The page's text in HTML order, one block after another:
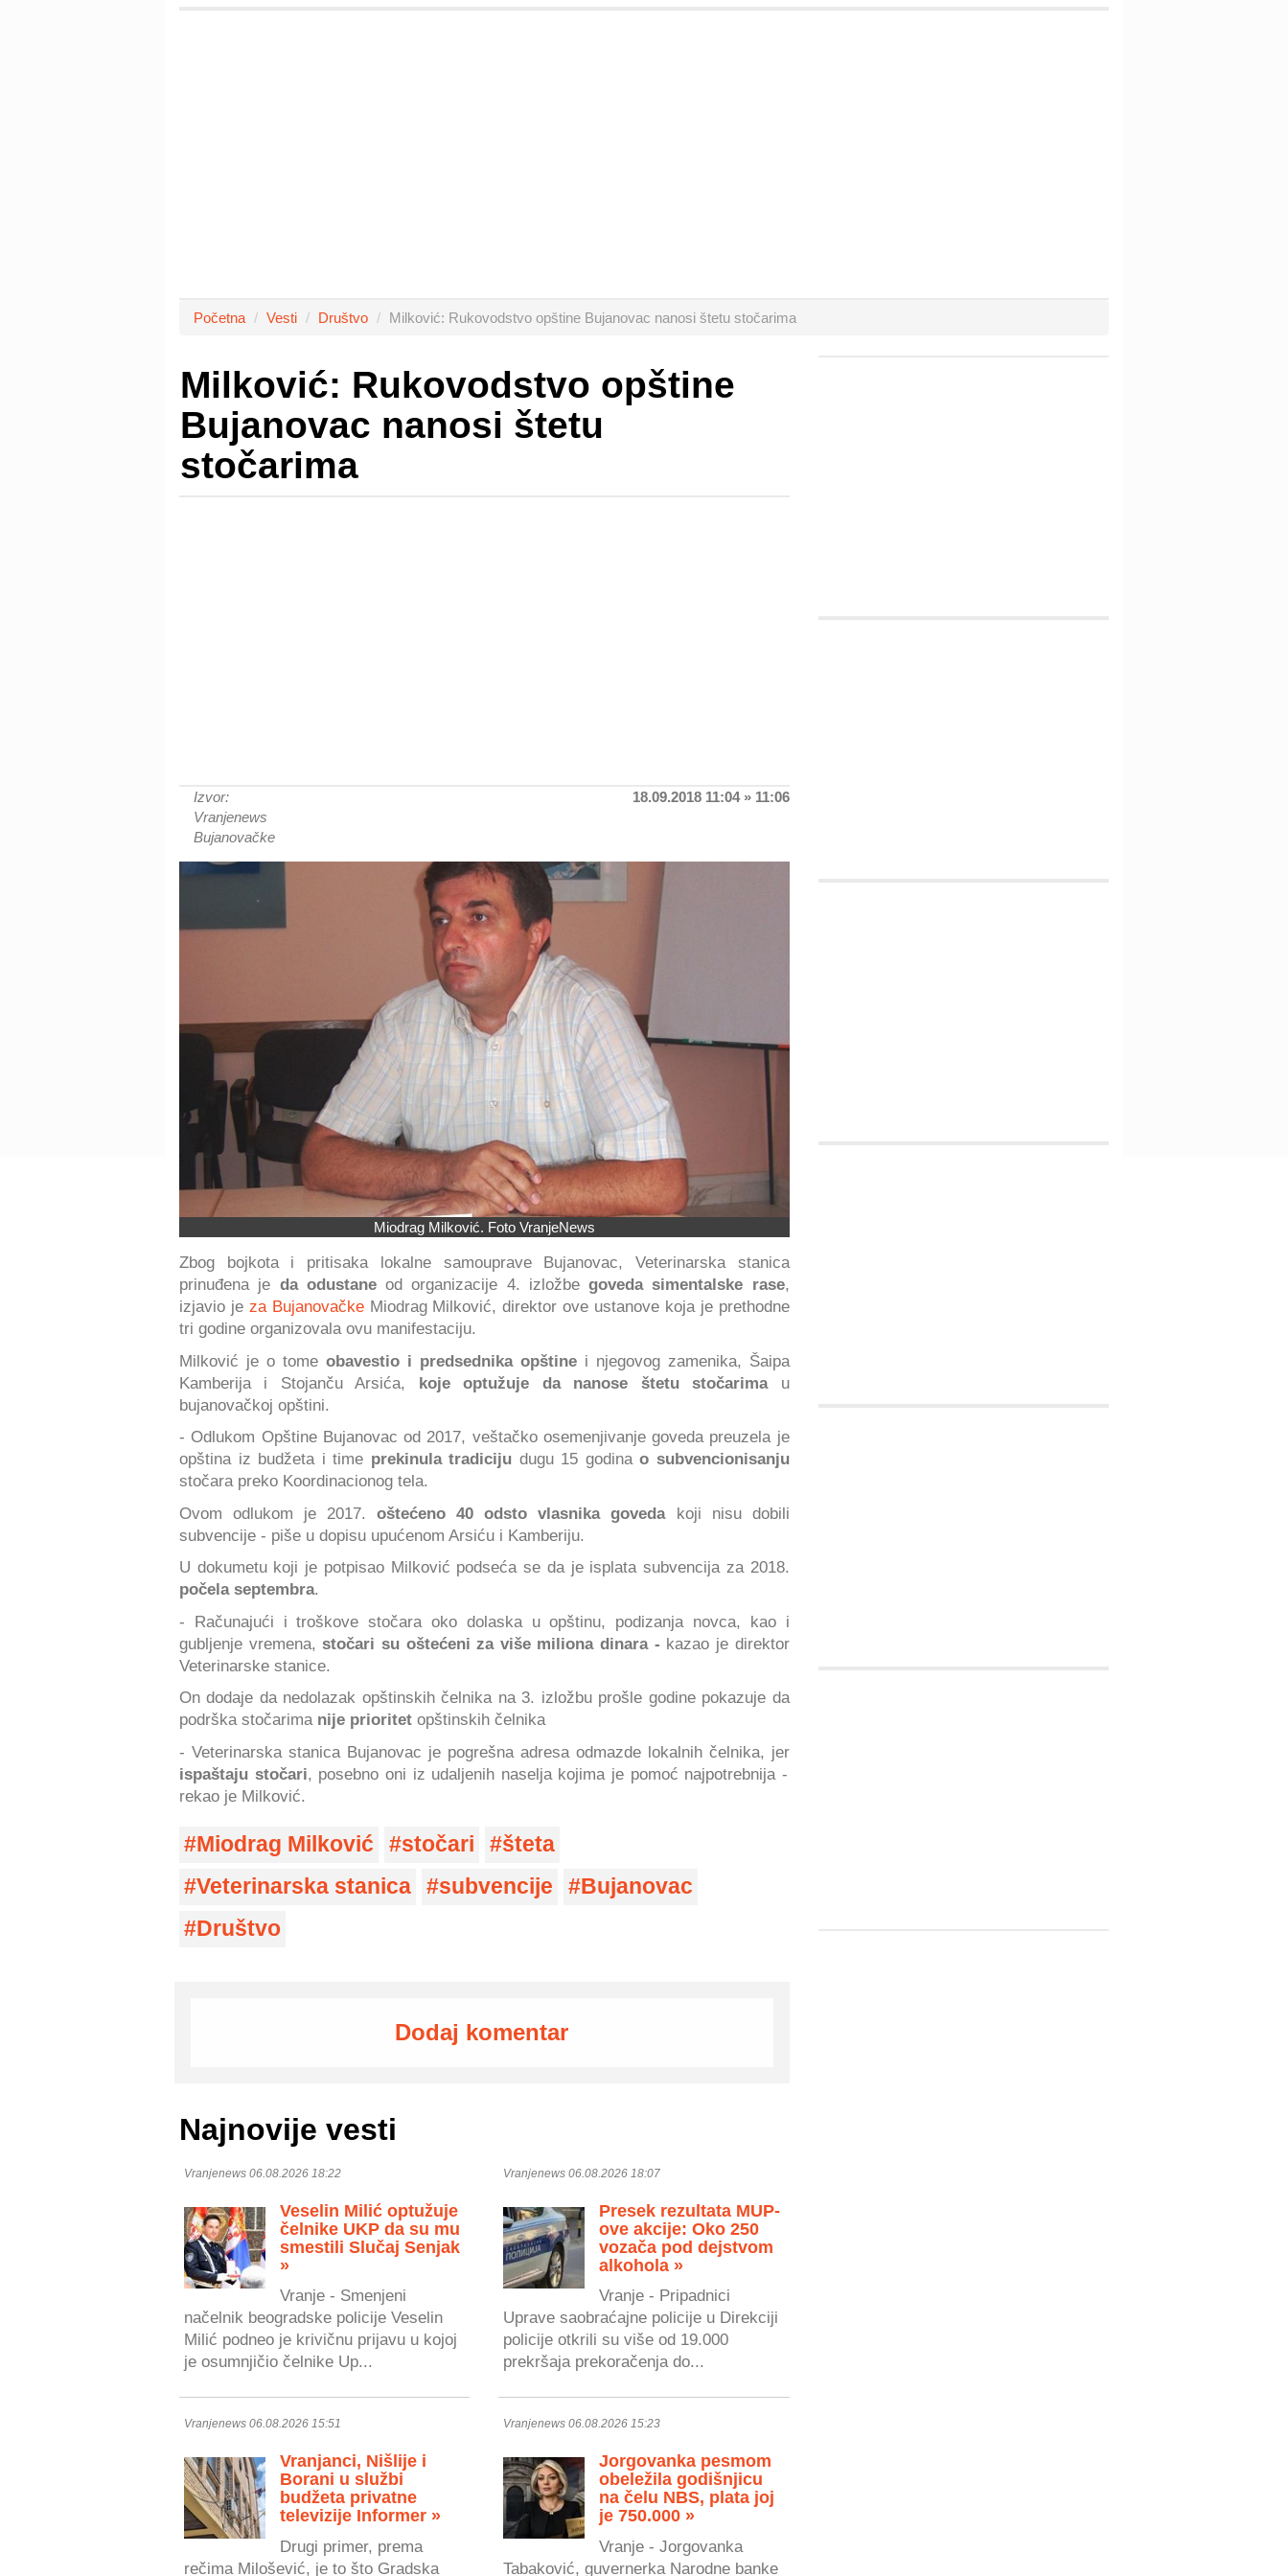
Početna Vesti Društvo Milković: Rukovodstvo opštine Bujanovac nanosi štetu stočarima
Milković: Rukovodstvo opštine
Bujanovac nanosi štetu
stočarima
Izvor:
Vranjenews
Bujanovačke
18.09.2018 11:04 » 11:06
Miodrag Milković. Foto VranjeNews
Zbog bojkota i pritisaka lokalne samouprave Bujanovac, Veterinarska stanica
prinuđena je da odustaneod organizacije 4. izložbegoveda simentalske rase,
izjavio je za BujanovačkeMiodrag Milković, direktor ove ustanove koja je prethodne
tri godine organizovala ovu manifestaciju.
Milković je o tome obavestio i predsednika opštinei njegovog zamenika, Šaipa
Kamberija i Stojanču Arsića, koje optužuje da nanose štetu stočarimau
bujanovačkoj opštini.
- Odlukom Opštine Bujanovac od 2017, veštačko osemenjivanje goveda preuzela je
opština iz budžeta i time prekinula tradiciju dugu 15 godinao subvencionisanju
stočara preko Koordinacionog tela.
Ovom odlukom je 2017.oštećeno 40 odsto vlasnika govedakoji nisu dobili
subvencije - piše u dopisu upućenom Arsiću i Kamberiju.
U dokumetu koji je potpisao Milković podseća se da je isplata subvencija za 2018.
počela septembra.
- Računajući i troškove stočara oko dolaska u opštinu, podizanja novca, kao i
gubljenje vremena,stočari su oštećeni za više miliona dinara - kazao je direktor
Veterinarske stanice.
On dodaje da nedolazak opštinskih čelnika na 3. izložbu prošle godine pokazuje da
podrška stočarima nije prioritet opštinskih čelnika
- Veterinarska stanica Bujanovac je pogrešna adresa odmazde lokalnih čelnika, jer
ispaštaju stočari, posebno oni iz udaljenih naselja kojima je pomoć najpotrebnija -
rekao je Milković.
Miodrag Milković stočari
šteta
Veterinarska stanica
subvencije
Bujanovac
Društvo
Dodaj komentar
Najnovije vesti
Vranjenews 06.08.2026 18:22
Veselin Milić optužuje
čelnike UKP da su mu
smestili Slučaj Senjak
»
Vranje - Smenjeni
načelnik beogradske policije Veselin
Milić podneo je krivičnu prijavu u kojoj
je osumnjičio čelnike Up...
Vranjenews 06.08.2026 18:07
Presek rezultata MUP-
ove akcije: Oko 250
vozača pod dejstvom
alkohola »
Vranje - Pripadnici
Uprave saobraćajne policije u Direkciji
policije otkrili su više od 19.000
prekršaja prekoračenja do...
Vranjenews 06.08.2026 15:51
Vranjanci, Nišlije i
Borani u službi
budžeta privatne
televizije Informer »
Drugi primer, prema
rečima Milošević, je to što Gradska
Vranjenews 06.08.2026 15:23
Jorgovanka pesmom
obeležila godišnjicu
na čelu NBS, plata joj
je 750.000 »
Vranje - Jorgovanka
Tabaković, guvernerka Narodne banke